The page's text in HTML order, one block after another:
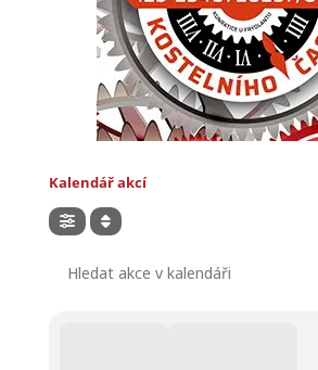
Kalendář akcí